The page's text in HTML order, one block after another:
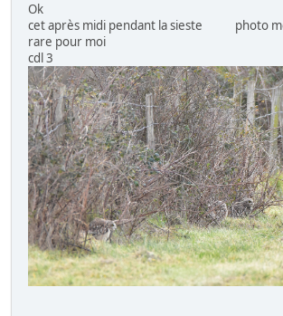
Ok
cet après midi pendant la sieste photo
rare pour moi
cdl 3